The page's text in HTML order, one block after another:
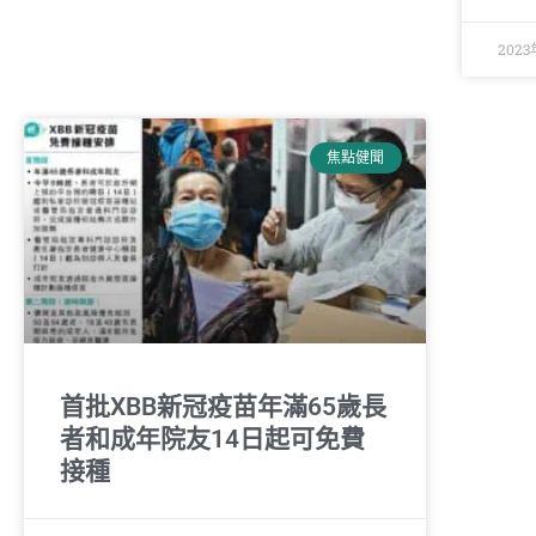
2023
焦點健聞
首批XBB新冠疫苗年滿65歲長
者和成年院友14日起可免費
接種